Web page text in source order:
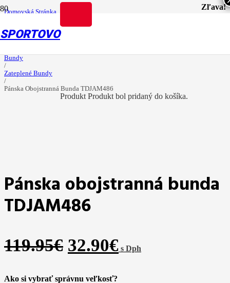
SPORTOVO
Produkt Produkt bol pridaný do košíka.
Domovská Stránka
/
Bundy
/
Zateplené Bundy
/
Pánska Obojstranná Bunda TDJAM486
Zľava!
Pánska obojstranná bunda
TDJAM486
119.95€ 32.90€ s Dph
Ako si vybrať správnu veľkosť?